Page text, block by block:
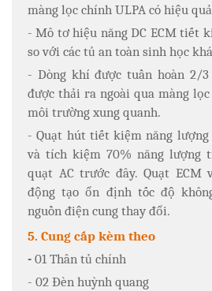
màng lọc chính ULPA có hiệu
- Mô tơ hiệu năng DC ECM tiết
so với các tủ an toàn sinh học
- Dòng khí được tuần hoàn 2/
được thải ra ngoài qua màng
môi trường xung quanh.
- Quạt hút tiết kiệm năng
và tích kiệm 70% năng lượng
quạt AC trước đây. Quạt
động tạo ổn định tốc độ
nguồn điện cung thay đổi.
5. Cung cấp kèm theo
- 01 Thân tủ chính
- 02 Đèn huỳnh quang